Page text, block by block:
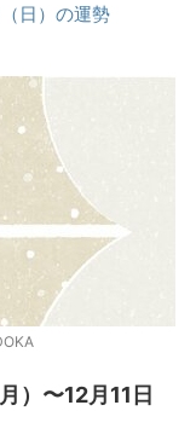
日）の運勢
）〜12月11日